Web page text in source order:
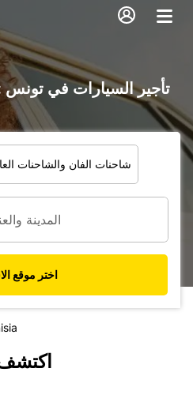
تأجير السيارات في
شاحنات الفان والشاحنات
اختر موقع